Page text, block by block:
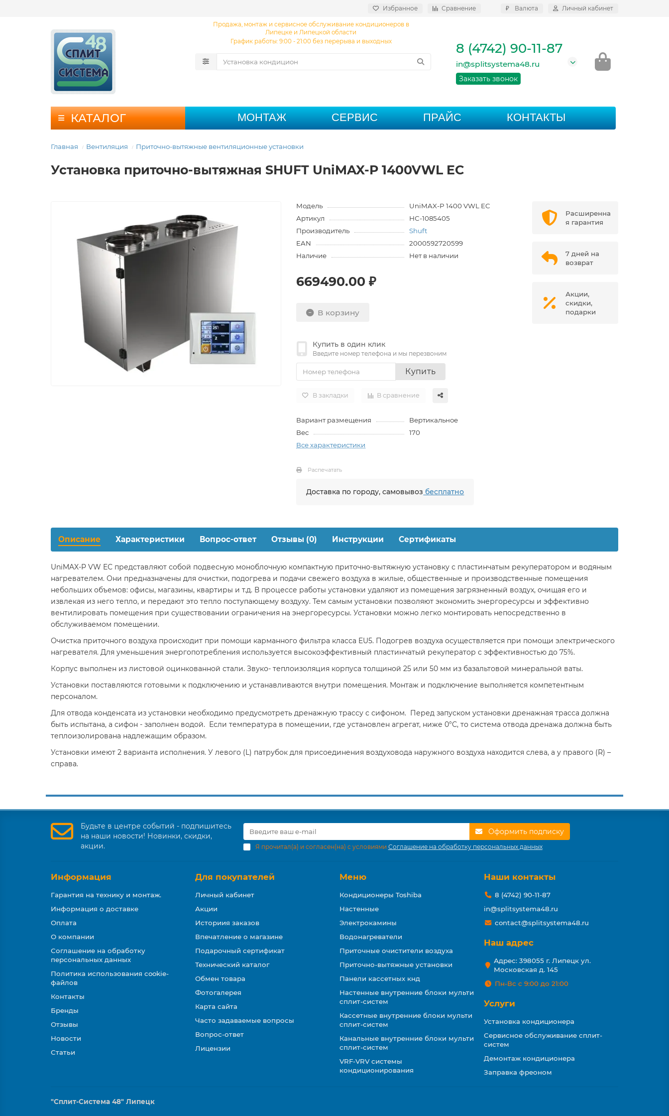
Избранное Сравнение ₽ Валюта Личный кабинет
Продажа, монтаж и сервисное обслуживание кондиционеров в
Липецке и Липецкой области
График работы: 9:00 - 21:00 без перерыва и выходных
8 (4742) 90-11-87
in@splitsystema48.ru
Заказать звонок
КАТАЛОГ МОНТАЖ СЕРВИС ПРАЙС КОНТАКТЫ
Главная Вентиляция Приточно-вытяжные вентиляционные установки
Установка приточно-вытяжная SHUFT UniMAX-P 1400VWL EC
Модель
UniMAX-P 1400 VWL EC
Артикул
НС-1085405
Производитель
Shuft
EAN
2000592720599
Наличие
Нет в наличии
669490.00 ₽
В корзину
Купить в один клик
Введите номер телефона и мы перезвоним
Купить
В закладки В сравнение
Вариант размещения
Вертикальное
Вес
170
Все характеристики
Распечатать
Доставка по городу, самовывоз бесплатно
Расширенна
я гарантия
7 дней на
возврат
Акции,
скидки,
подарки
Описание Характеристики Вопрос-ответ Отзывы (0) Инструкции Сертификаты
UniMAX-P VW EС представляют собой подвесную моноблочную компактную приточно-вытяжную установку с пластинчатым рекуператором и водяным
нагревателем. Они предназначены для очистки, подогрева и подачи свежего воздуха в жилые, общественные и производственные помещения
небольших объемов: офисы, магазины, квартиры и т.д. В процессе работы установки удаляют из помещения загрязненный воздух, очищая его и
извлекая из него тепло, и передают это тепло поступающему воздуху. Тем самым установки позволяют экономить энергоресурсы и эффективно
вентилировать помещения при существовании ограничения на энергоресурсы. Установки можно легко монтировать непосредственно в
обслуживаемом помещении.
Очистка приточного воздуха происходит при помощи карманного фильтра класса EU5. Подогрев воздуха осуществляется при помощи электрического
нагревателя. Для уменьшения энергопотребления используется высокоэффективный пластинчатый рекуператор с эффективностью до 75%.
Корпус выполнен из листовой оцинкованной стали. Звуко- теплоизоляция корпуса толщиной 25 или 50 мм из базальтовой минеральной ваты.
Установки поставляются готовыми к подключению и устанавливаются внутри помещения. Монтаж и подключение выполняется компетентным
персоналом.
Для отвода конденсата из установки необходимо предусмотреть дренажную трассу с сифоном. Перед запуском установки дренажная трасса должна
быть испытана, а сифон - заполнен водой. Если температура в помещении, где установлен агрегат, ниже 0°С, то система отвода дренажа должна быть
теплоизолирована надлежащим образом.
Установки имеют 2 варианта исполнения. У левого (L) патрубок для присоединения воздуховода наружного воздуха находится слева, а у правого (R) –
справа.
Будьте в центре событий - подпишитесь
на наши новости! Новинки, скидки,
акции.
Оформить подписку
Я прочитал(а) и согласен(на) с условиями Соглашение на обработку персональных данных
Информация
Гарантия на технику и монтаж.
Информация о доставке
Оплата
О компании
Соглашение на обработку
персональных данных
Политика использования cookie-
файлов
Контакты
Бренды
Отзывы
Новости
Статьи
Для покупателей
Личный кабинет
Акции
Историия заказов
Впечатление о магазине
Подарочный сертификат
Технический каталог
Обмен товара
Фотогалерея
Карта сайта
Часто задаваемые вопросы
Вопрос-ответ
Лицензии
Меню
Кондиционеры Toshiba
Настенные
Электрокамины
Водонагреватели
Приточные очистители воздуха
Приточно-вытяжные установки
Панели кассетных кнд
Настенные внутренние блоки мульти
сплит-систем
Кассетные внутренние блоки мульти
сплит-систем
Канальные внутренние блоки мульти
сплит-систем
VRF-VRV системы
кондиционирования
Наши контакты
8 (4742) 90-11-87
in@splitsystema48.ru
contact@splitsystema48.ru
Наш адрес
Адрес: 398055 г. Липецк ул.
Московская д. 145
Пн-Вс с 9:00 до 21:00
Услуги
Установка кондиционера
Сервисное обслуживание сплит-
систем
Демонтаж кондиционера
Заправка фреоном
"Сплит-Система 48" Липецк